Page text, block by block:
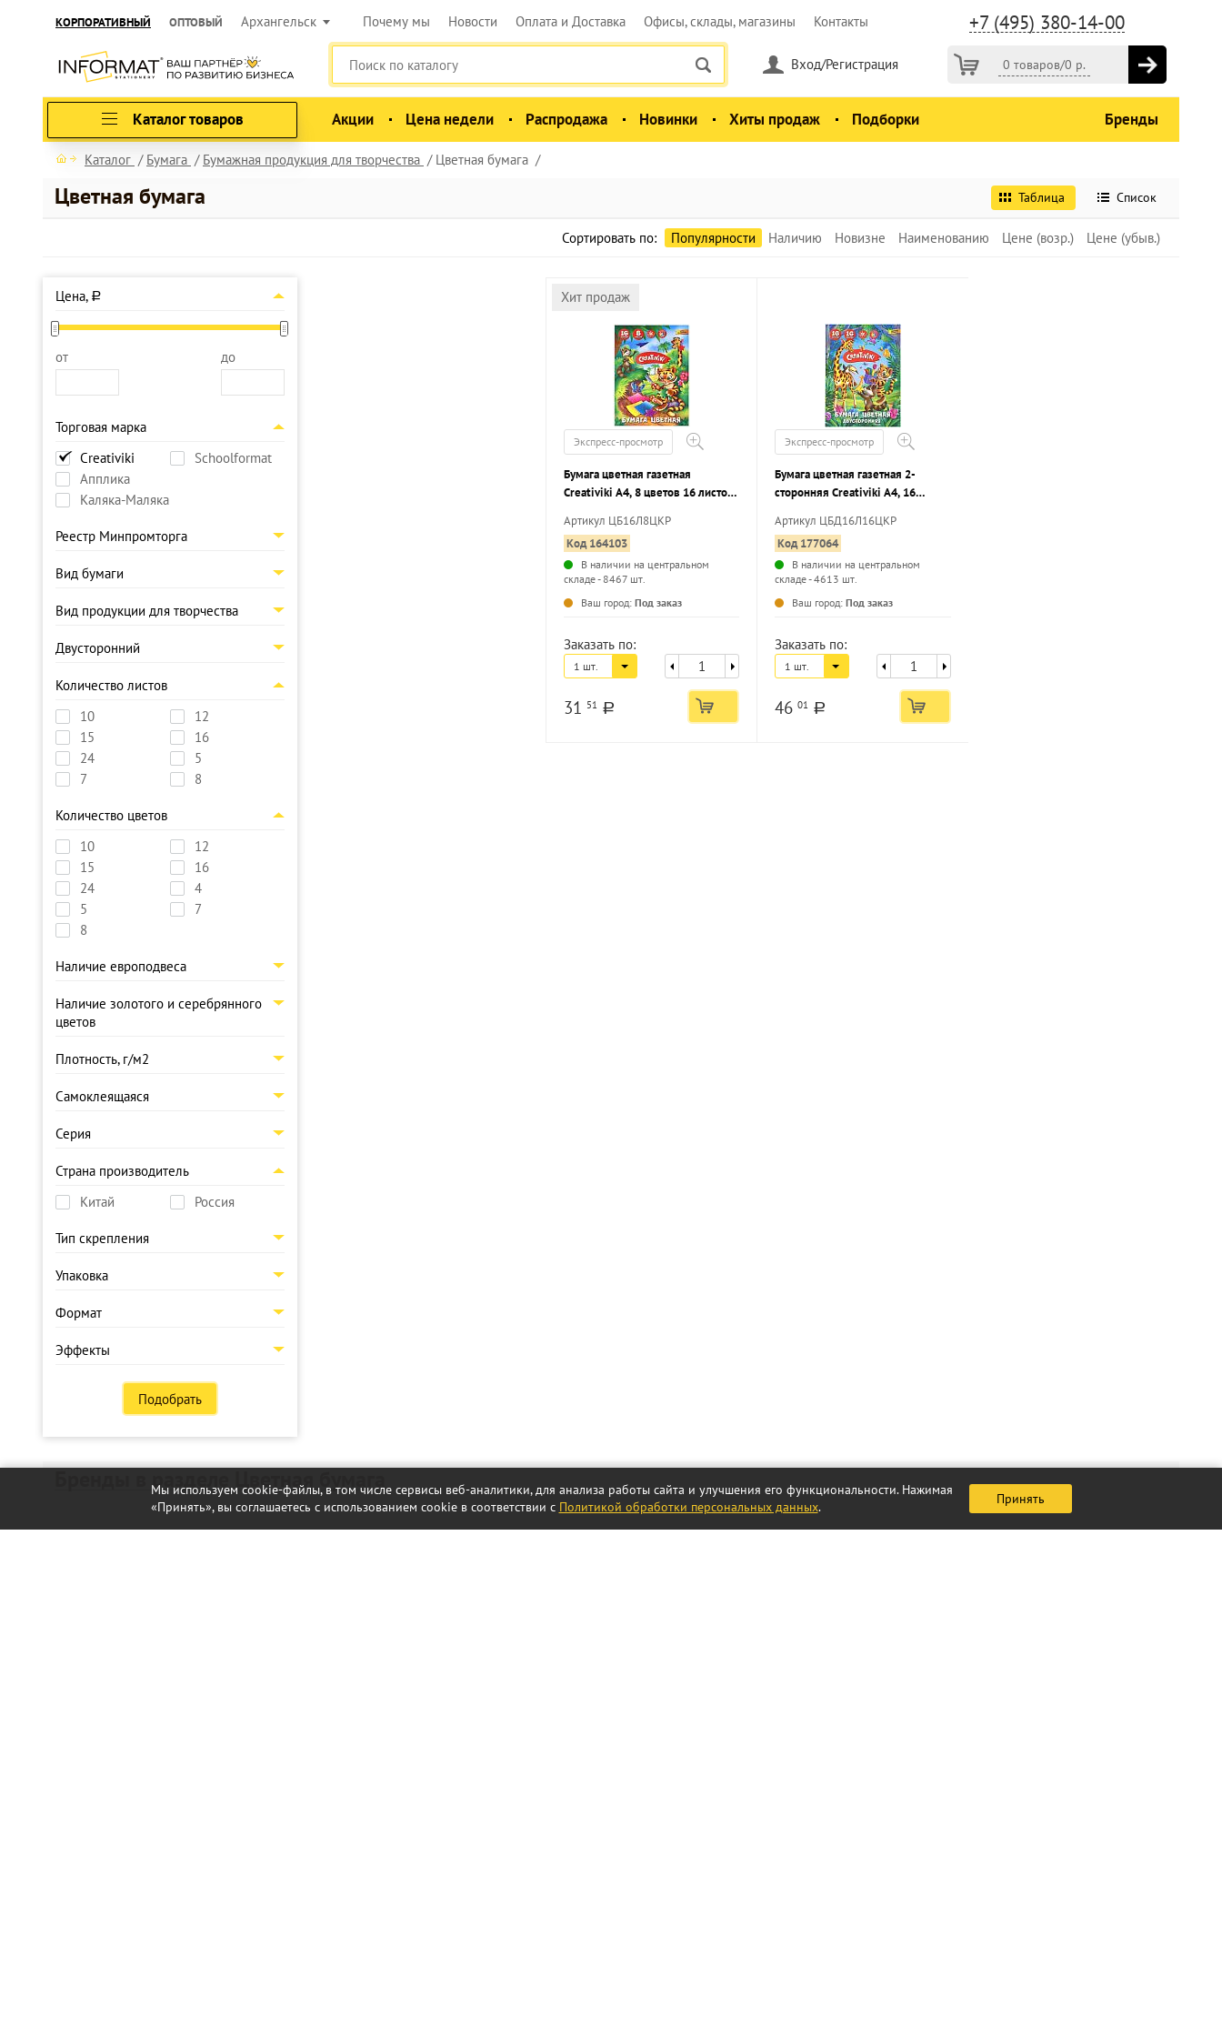
КОРПОРАТИВНЫЙ ОПТОВЫЙ Архангельск +7 (495) 380-14-00
Почему мы Новости Оплата и Доставка Офисы, склады, магазины Контакты
0 товаров/0 р.
Вход/Регистрация
Каталог товаров Акции Цена недели Распродажа Новинки Хиты продаж Подборки Бренды
Каталог Бумага Бумажная продукция для творчества Цветная бумага
Цветная бумага Таблица Список
Сортировать по: Популярности Наличию Новизне Наименованию Цене (возр.) Цене (убыв.)
Цена, a
от до
Торговая марка
Creativiki
Schoolformat
Апплика
Каляка-Маляка
Реестр Минпромторга
Вид бумаги
Вид продукции для творчества
Двусторонний
Количество листов
10
12
15
16
24
5
7
8
Количество цветов
10
12
15
16
24
4
5
7
8
Наличие европодвеса
Наличие золотого и серебрянного
цветов
Плотность, г/м2
Самоклеящаяся
Серия
Страна производитель
Китай
Россия
Тип скрепления
Упаковка
Формат
Эффекты
Подобрать
Хит продаж
Экспресс-просмотр
Бумага цветная газетная
Creativiki А4, 8 цветов 16 листов,
Артикул ЦБ16Л8ЦКР
Код 164103
В наличии на центральном
складе - 8467 шт.
Ваш город: Под заказ
Заказать по:
1 шт.
31 51 a
Экспресс-просмотр
Бумага цветная газетная 2-
сторонняя Creativiki А4, 16
скрепке
Артикул ЦБД16Л16ЦКР
Код 177064
В наличии на центральном
складе - 4613 шт.
Ваш город: Под заказ
Заказать по:
1 шт.
46 01 a
Бренды в разделе Цветная бумага
Мы используем cookie-файлы, в том числе сервисы веб-аналитики, для анализа работы сайта и улучшения его функциональности. Нажимая
«Принять», вы соглашаетесь с использованием cookie в соответствии с Политикой обработки персональных данных. Принять